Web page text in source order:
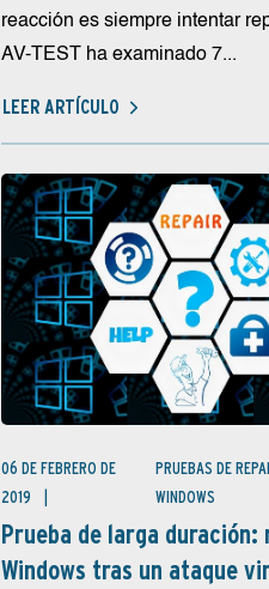
reacción es siempre intentar
AV-TEST ha examinado 7...
LEER ARTÍCULO
06 DE FEBRERO DE
2019
PRUEBAS DE
WINDOWS
Prueba de larga duración:
Windows tras un ataque